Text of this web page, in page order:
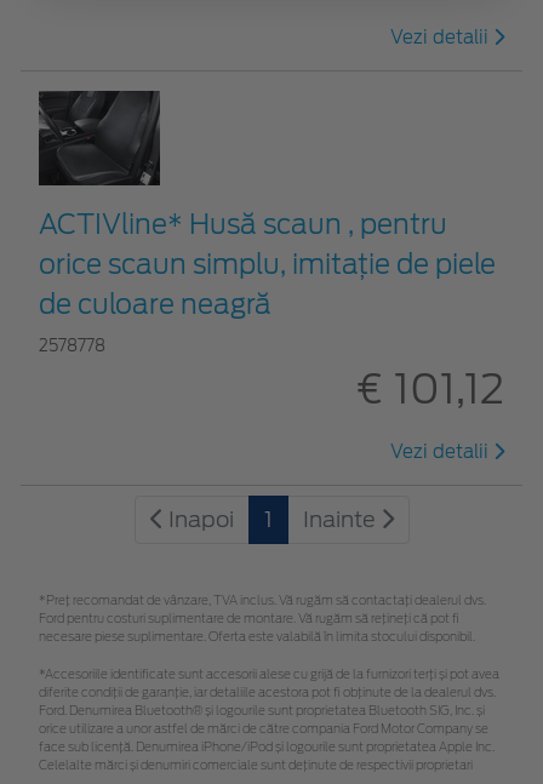
Vezi detalii
ACTIVline* Husă scaun , pentru
orice scaun simplu, imitație de piele
de culoare neagră
2578778
€ 101,12
Vezi detalii
Inapoi 1 Inainte
*Preţ recomandat de vânzare, TVA inclus. Vă rugăm să contactaţi dealerul dvs.
Ford pentru costuri suplimentare de montare. Vă rugăm să rețineți că pot fi
necesare piese suplimentare. Oferta este valabilă în limita stocului disponibil.
*Accesoriile identificate sunt accesorii alese cu grijă de la furnizori terți și pot avea
diferite condiții de garanție, iar detaliile acestora pot fi obținute de la dealerul dvs.
Ford. Denumirea Bluetooth® și logourile sunt proprietatea Bluetooth SIG, Inc. și
orice utilizare a unor astfel de mărci de către compania Ford Motor Company se
face sub licență. Denumirea iPhone/iPod și logourile sunt proprietatea Apple Inc.
Celelalte mărci și denumiri comerciale sunt deținute de respectivii proprietari